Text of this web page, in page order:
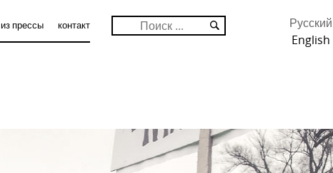
из прессы контакт Найти: Русский
English